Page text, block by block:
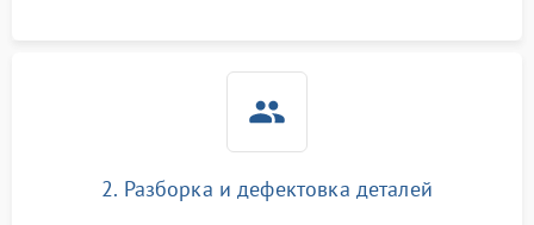
2. Разборка и дефектовка деталей